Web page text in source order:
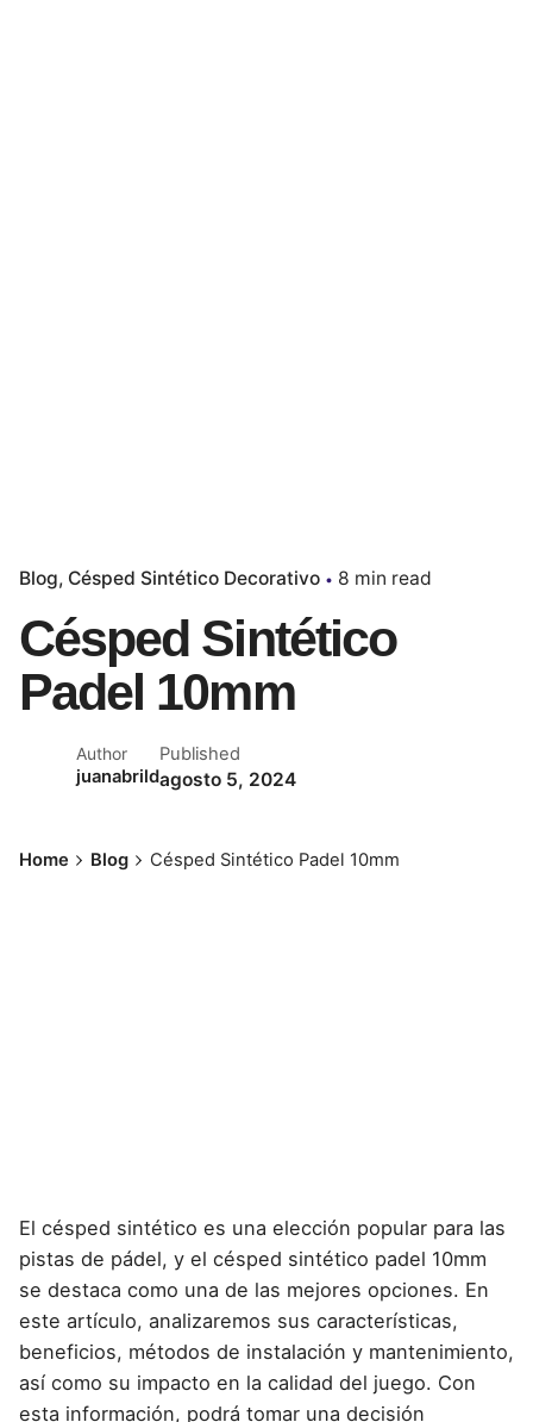
Blog Césped Sintético Decorativo 8 min read
Césped Sintético
Padel 10mm
Author
juanabrild
Published
agosto 5, 2024
Home Blog Césped Sintético Padel 10mm
El césped sintético es una elección popular para las
pistas de pádel, y el césped sintético padel 10mm
se destaca como una de las mejores opciones. En
este artículo, analizaremos sus características,
beneficios, métodos de instalación y mantenimiento,
así como su impacto en la calidad del juego. Con
esta información, podrá tomar una decisión